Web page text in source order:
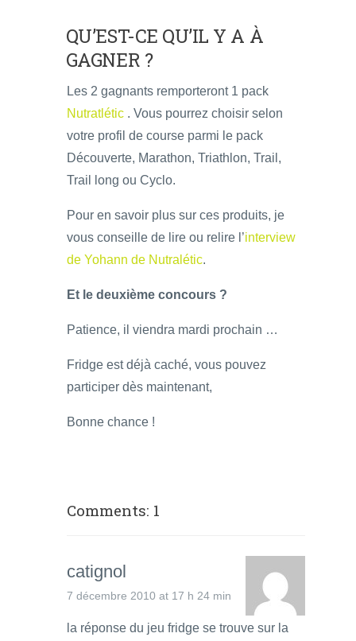
QU’EST-CE QU’IL Y A À
GAGNER ?
Les 2 gagnants remporteront 1 pack
Nutratlétic . Vous pourrez choisir selon
votre profil de course parmi le pack
Découverte, Marathon, Triathlon, Trail,
Trail long ou Cyclo.
Pour en savoir plus sur ces produits, je
vous conseille de lire ou relire l’interview
de Yohann de Nutralétic.
Et le deuxième concours ?
Patience, il viendra mardi prochain …
Fridge est déjà caché, vous pouvez
participer dès maintenant,
Bonne chance !
Comments: 1
catignol
7 décembre 2010 at 17 h 24 min
la réponse du jeu fridge se trouve sur la